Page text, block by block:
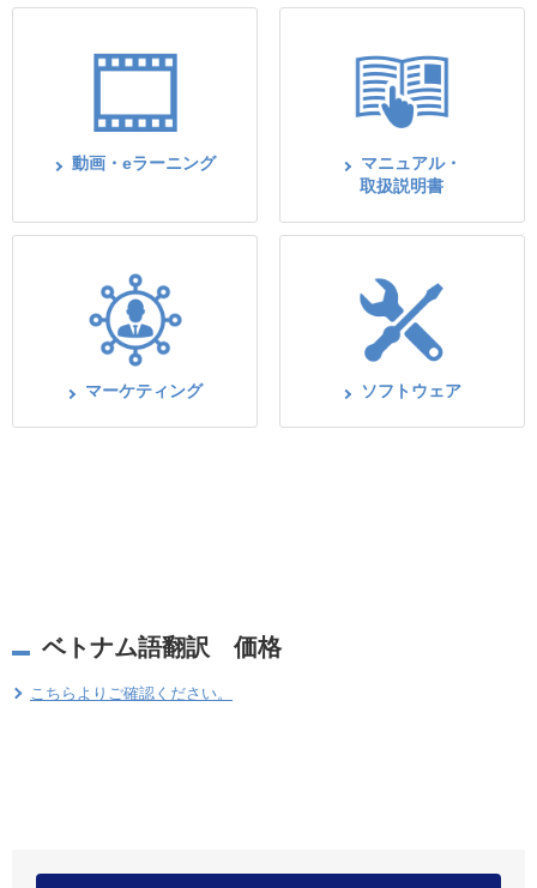
動画・eラーニング
マニュアル・
取扱説明書
マーケティング ソフトウェア
ベトナム語翻訳 価格
こちらよりご確認ください。